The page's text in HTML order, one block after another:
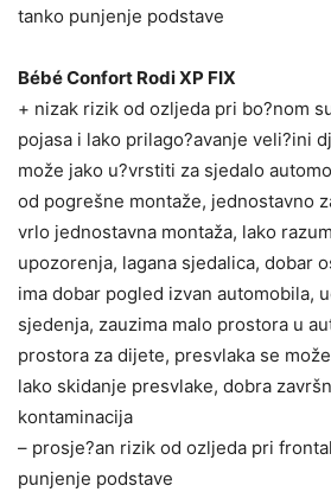
tanko punjenje podstave
Bébé Confort Rodi XP FIX
+ nizak rizik od ozljeda pri bo?nom
pojasa i lako prilago?avanje veli?ini
može jako u?vrstiti za sjedalo
od pogrešne montaže, jednostavno
vrlo jednostavna montaža, lako
upozorenja, lagana sjedalica, dobar
ima dobar pogled izvan automobila,
sjedenja, zauzima malo prostora u
prostora za dijete, presvlaka se
lako skidanje presvlake, dobra
kontaminacija
– prosje?an rizik od ozljeda pri
punjenje podstave